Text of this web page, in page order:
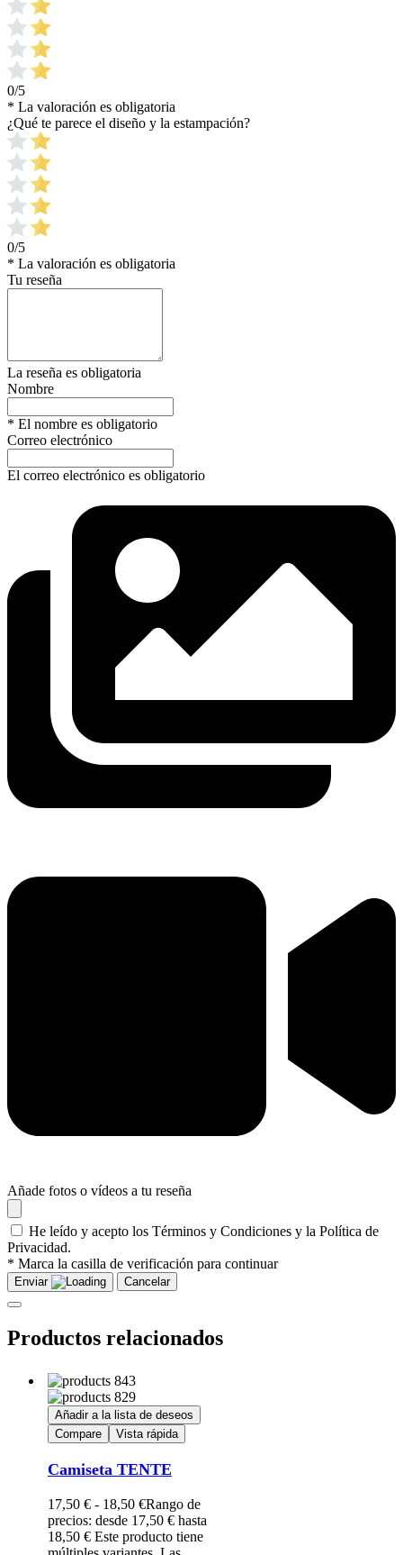
0/5
* La valoración es obligatoria
¿Qué te parece el diseño y la estampación?
0/5
* La valoración es obligatoria
Tu reseña
La reseña es obligatoria
Nombre
* El nombre es obligatorio
Correo electrónico
El correo electrónico es obligatorio
Añade fotos o vídeos a tu reseña
He leído y acepto los Términos y Condiciones y la Política de
Privacidad.
* Marca la casilla de verificación para continuar
Enviar Cancelar
Productos relacionados
Añadir a la lista de deseos
Compare
Vista rápida
Camiseta TENTE
17,50 € - 18,50 €Rango de
precios: desde 17,50 € hasta
18,50 € Este producto tiene